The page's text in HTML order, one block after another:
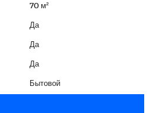
70 м²
Да
Да
Да
Бытовой